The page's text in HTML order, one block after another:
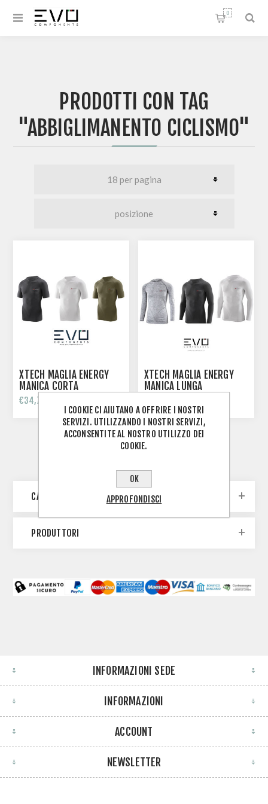
0
PRODOTTI CON TAG
"ABBIGLIMANENTO CICLISMO"
XTECH MAGLIA ENERGY
MANICA CORTA
€34,70
XTECH MAGLIA ENERGY
MANICA LUNGA
CATEGORIE
PRODUTTORI
INFORMAZIONI SEDE
INFORMAZIONI
ACCOUNT
NEWSLETTER
I COOKIE CI AIUTANO A OFFRIRE I NOSTRI
SERVIZI. UTILIZZANDO I NOSTRI SERVIZI,
ACCONSENTITE AL NOSTRO UTILIZZO DEI
COOKIE.
OK
APPROFONDISCI